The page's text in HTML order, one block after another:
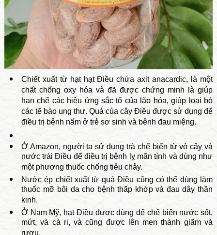
Chiết xuất từ hạt hạt Điều chứa axit anacardic, là một
chất chống oxy hóa và đã được chứng minh là giúp
hạn chế các hiệu ứng sắc tố của lão hóa, giúp loại bỏ
các tế bào ung thư. Quả của cây Điều được sử dụng để
điều trị bệnh nấm ở trẻ sơ sinh và bệnh đau miệng.
Ở Amazon, người ta sử dụng trà chế biến từ vỏ cây và
nước trái Điều để điều trị bệnh lỵ mãn tính và dùng như
một phương thuốc chống tiêu chảy.
Nước ép chiết xuất từ ​​quả Điều cũng có thể dùng làm
thuốc mỡ bôi da cho bệnh thấp khớp và đau dây thần
kinh.
Ở Nam Mỹ, hạt Điều được dùng để chế biến nước sốt,
mứt, và cà ri, và cũng được lên men thành giấm và